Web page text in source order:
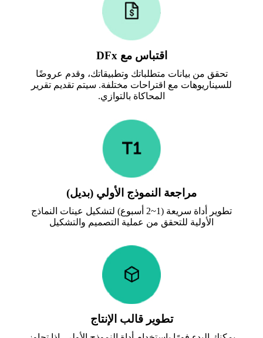
اقتباس مع DFx
تحقق من بيانات متطلباتك وتطبيقاتك، وقدم عروضًا
للسيناريوهات مع اقتراحات مختلفة. سيتم تقديم تقرير
المحاكاة بالتوازي.
مراجعة النموذج الأولي (بديل)
تطوير أداة سريعة (1~2 أسبوع) لتشكيل عينات النماذج
الأولية للتحقق من عملية التصميم والتشكيل
تطوير قالب الإنتاج